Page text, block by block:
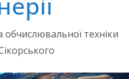
техніки